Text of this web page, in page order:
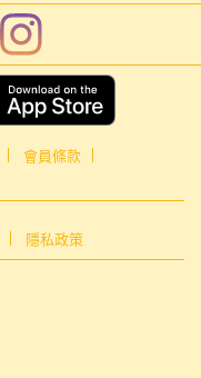
會員條款
隱私政策